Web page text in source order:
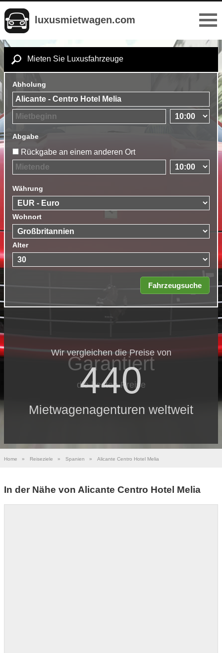
luxusmietwagen.com
Mieten Sie Luxusfahrzeuge
Abholung
Abgabe
Rückgabe an einem anderen Ort
Währung
Wohnort
Alter
Wir vergleichen die Preise von
440
Mietwagenagenturen weltweit
Garantiert
die besten Preise
Home » Reiseziele » Spanien » Alicante Centro Hotel Melia
In der Nähe von Alicante Centro Hotel Melia